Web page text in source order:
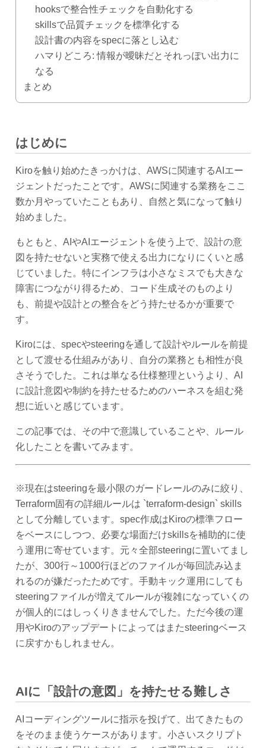
hooksで整合性チェックを自動化する
skillsで品質チェックを標準化する
設計書の内容をspecに落とし込む
ハマりどころ: 情報が曖昧だとそれっぽい出力に
なる
まとめ
はじめに
Kiroを触り始めたきっかけは、AWSに関連するAIエー
ジェントだったことです。AWSに関連する業務をここ
数か月やっていたこともあり、自然と気になって触り
始めました。
もともと、AIやAIエージェントを使う上で、設計の意
図を持たせないと実務で使える出力になりにくいと感
じていました。特にインフラは小さなミスでも大きな
障害につながり得るため、コード生成そのものより
も、前提や設計との整合をどう持たせるかが重要で
す。
Kiroには、specやsteeringを通して設計やルールを前提
として渡せる仕組みがあり、自分の業務とも相性が良
さそうでした。これは単なる仕様整理というより、AI
に設計意図や制約を持たせるためのハーネスを組む発
想に近いと感じています。
この記事では、その中で意識していることや、ルール
化したことを書いてみます。
※現在はsteeringを最小限のガードレールのみに絞り、
Terraform固有の詳細ルールは `terraform-design` skills
として分離しています。spec作成はKiroの標準フロー
をベースにしつつ、必要な場面だけskillsを補助的に使
う運用に寄せています。元々全部steeringに置いてまし
たが、300行～1000行ほどのファイルが毎回読み込ま
れるのが嫌だったためです。手動キック運用にしても
steeringファイルが増えてルールが複雑になっていくの
が個人的にはしっくりきませんでした。ただ今後の運
用やKiroのアップデートによってはまたsteeringベース
に戻すかもしれません。
AIに「設計の意図」を持たせる難しさ
AIコーディングツールに指示を投げて、出てきたもの
をそのまま使うケースがあります。小さいスクリプト